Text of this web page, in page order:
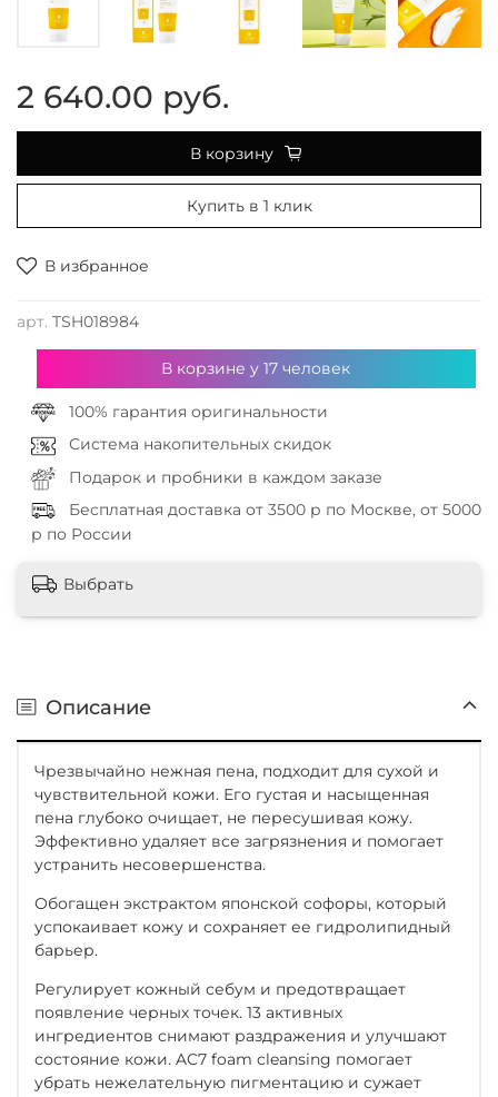
В избранное
арт. TSH018984
2 640.00 руб.
В корзину
Купить в 1 клик
В корзине у17 человек
100% гарантия оригинальности
Система накопительных скидок
Подарок и пробники в каждом заказе
Бесплатная доставка от 3500 р по Москве, от 5000
р по России
Выбрать
Описание
Чрезвычайно нежная пена, подходит для сухой и
чувствительной кожи. Его густая и насыщенная
пена глубоко очищает, не пересушивая кожу.
Эффективно удаляет все загрязнения и помогает
устранить несовершенства.
Обогащен экстрактом японской софоры, который
успокаивает кожу и сохраняет ее гидролипидный
барьер.
Регулирует кожный себум и предотвращает
появление черных точек. 13 активных
ингредиентов снимают раздражения и улучшают
состояние кожи. AC7 foam cleansing помогает
убрать нежелательную пигментацию и сужает